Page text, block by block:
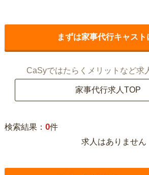
まずは家事代行キャスト
CaSyではたらくメリットなど求
家事代行求人TOP
検索結果： 0件
求人はありません